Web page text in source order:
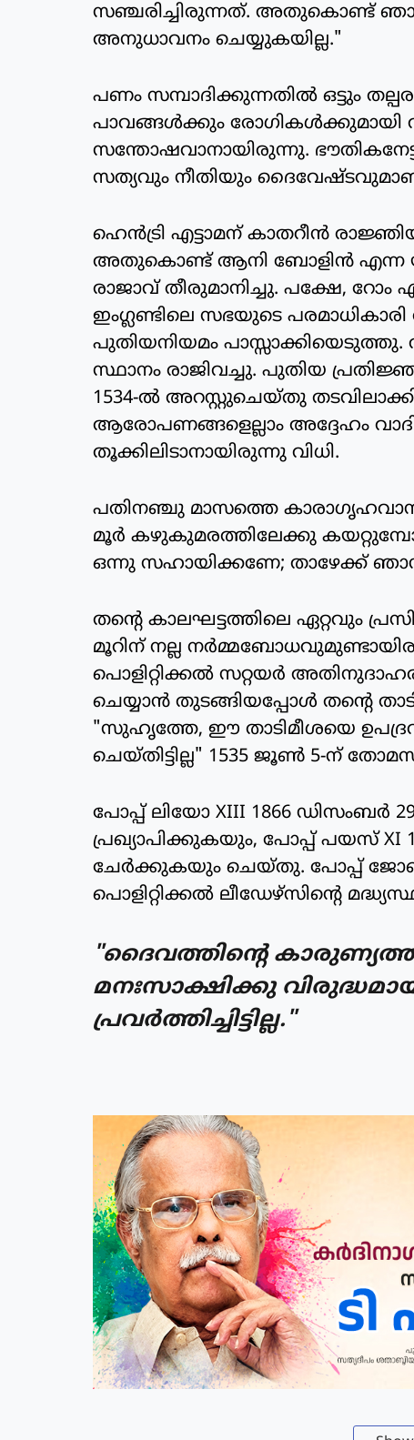
സഞ്ചരിച്ചിരുന്നത്. അതുകൊണ്ട്
അനുധാവനം ചെയ്യുകയില്ല."
പണം സമ്പാദിക്കുന്നതില്‍ ഒട്ടും
പാവങ്ങള്‍ക്കും രോഗികള്‍ക്കുമായി
സന്തോഷവാനായിരുന്നു.
സത്യവും നീതിയും
ഹെന്‍ട്രി എട്ടാമന് കാതറീന്‍
അതുകൊണ്ട് ആനി ബോളിന്‍ എന്ന
രാജാവ് തീരുമാനിച്ചു. പക്ഷേ,
ഇംഗ്ലണ്ടിലെ സഭയുടെ
പുതിയനിയമം
സ്ഥാനം രാജിവച്ചു. പുതിയ
1534-ല്‍ അറസ്റ്റുചെയ്തു
ആരോപണങ്ങളെല്ലാം അദ്ദേഹം
തൂക്കിലിടാനായിരുന്നു വിധി.
പതിനഞ്ചു മാസത്തെ
മൂര്‍ കഴുകുമരത്തിലേക്കു
ഒന്നു സഹായിക്കണേ; താഴേക്ക്
തന്റെ കാലഘട്ടത്തിലെ ഏറ്റവും
മൂറിന് നല്ല
പൊളിറ്റിക്കല്‍ സറ്റയര്‍
ചെയ്യാന്‍ തുടങ്ങിയപ്പോള്‍ തന്റെ
"സുഹൃത്തേ, ഈ താടിമീശയെ
ചെയ്തിട്ടില്ല" 1535 ജൂണ്‍ 5-ന്
പോപ്പ് ലിയോ XIII 1866 ഡിസംബര്‍
പ്രഖ്യാപിക്കുകയും, പോപ്പ് പയസ് XI
ചേര്‍ക്കുകയും ചെയ്തു. പോപ്പ്
പൊളിറ്റിക്കല്‍ ലീഡേഴ്‌സിന്റെ
"ദൈവത്തിന്റെ
മനഃസാക്ഷിക്കു
പ്രവര്‍ത്തിച്ചിട്ടില്ല."